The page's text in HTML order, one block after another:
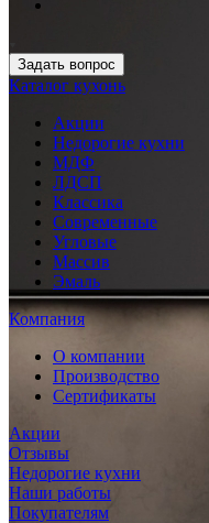
Задать вопрос
Каталог кухонь
Акции
Недорогие кухни
МДФ
ЛДСП
Классика
Современные
Угловые
Массив
Эмаль
Компания
О компании
Производство
Сертификаты
Акции
Отзывы
Недорогие кухни
Наши работы
Покупателям